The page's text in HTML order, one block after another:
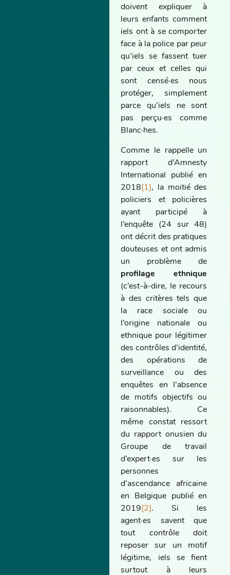
doivent expliquer à
leurs enfants comment
iels ont à se comporter
face à la police par peur
qu’iels se fassent tuer
par ceux et celles qui
sont censé·es nous
protéger, simplement
parce qu’iels ne sont
pas perçu·es comme
Blanc·hes.
Comme le rappelle un
rapport d’Amnesty
International publié en
2018 [1] , la moitié des
policiers et policières
ayant participé à
l’enquête (24 sur 48)
ont décrit des pratiques
douteuses et ont admis
un problème de
profilage ethnique
(c’est-à-dire, le recours
à des critères tels que
la race sociale ou
l’origine nationale ou
ethnique pour légitimer
des contrôles d’identité,
des opérations de
surveillance ou des
enquêtes en l’absence
de motifs objectifs ou
raisonnables). Ce
même constat ressort
du rapport onusien du
Groupe de travail
d’expert·es sur les
personnes
d’ascendance africaine
en Belgique publié en
2019 [2] . Si les
agent·es savent que
tout contrôle doit
reposer sur un motif
légitime, iels se fient
surtout à leurs